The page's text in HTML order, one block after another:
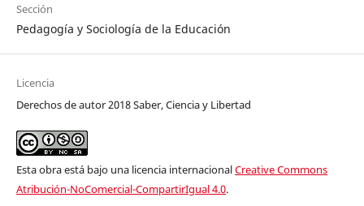
Sección
Pedagogía y Sociología de la Educación
Licencia
Derechos de autor 2018 Saber, Ciencia y Libertad
Esta obra está bajo una licencia internacionalCreative Commons
Atribución-NoComercial-CompartirIgual 4.0.